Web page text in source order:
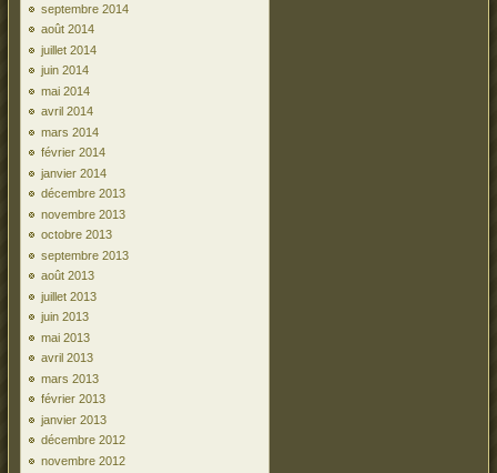
septembre 2014
août 2014
juillet 2014
juin 2014
mai 2014
avril 2014
mars 2014
février 2014
janvier 2014
décembre 2013
novembre 2013
octobre 2013
septembre 2013
août 2013
juillet 2013
juin 2013
mai 2013
avril 2013
mars 2013
février 2013
janvier 2013
décembre 2012
novembre 2012